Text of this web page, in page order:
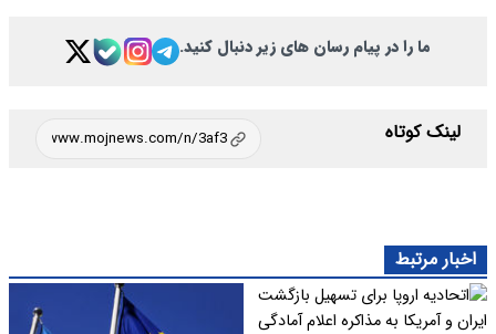
ما را در پیام رسان های زیر دنبال کنید.
لینک کوتاه
اخبار مرتبط